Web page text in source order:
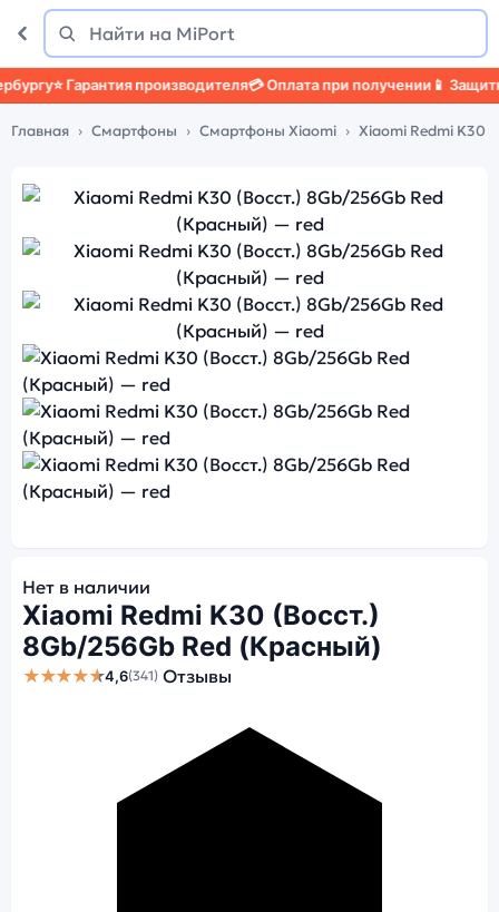
Поиск
Найти
⭐ Гарантия производителя💳 Оплата при получении📱 Защитный
Главная Смартфоны Смартфоны Xiaomi Xiaomi Redmi K30
Нет в наличии
Xiaomi Redmi K30 (Восст.)
8Gb/256Gb Red (Красный)
★★★★★4,6(341) Отзывы